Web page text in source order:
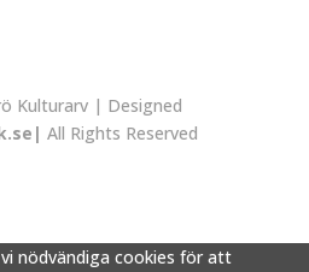
Kulturarv | Designed
All Rights Reserved
nödvändiga cookies för att